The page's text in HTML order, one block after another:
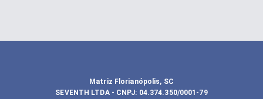
Matriz Florianópolis, SC
SEVENTH LTDA- CNPJ: 04.374.350/0001-79